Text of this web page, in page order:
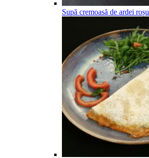
Supă cremoasă de ardei roșu